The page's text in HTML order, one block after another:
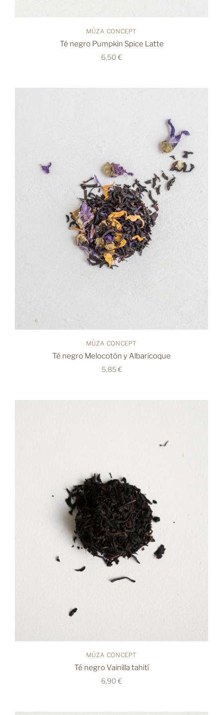
MÜZA CONCEPT
Té negro Pumpkin Spice Latte
6,50 €
MÜZA CONCEPT
Té negro Melocotón y Albaricoque
5,85 €
MÜZA CONCEPT
Té negro Vainilla tahití
6,90 €